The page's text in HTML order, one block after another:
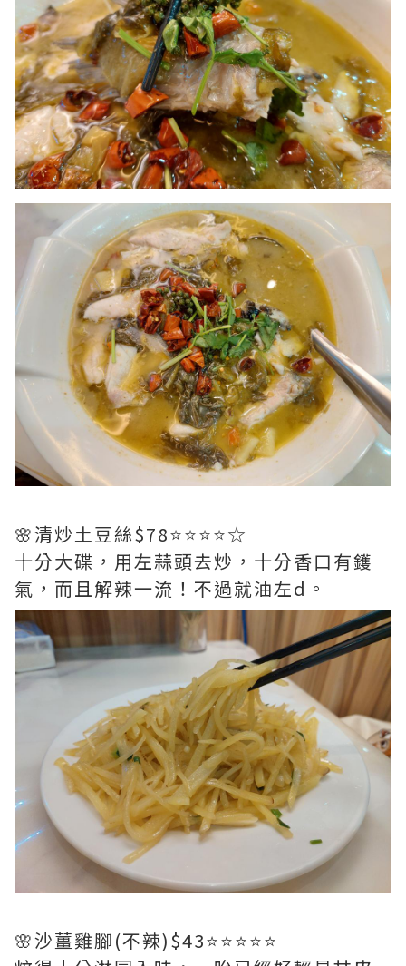
🌸清炒土豆絲$78⭐️⭐️⭐️⭐️☆
十分大碟，用左蒜頭去炒，十分香口有鑊
氣，而且解辣一流！不過就油左d。
🌸沙薑雞腳(不辣)$43⭐️⭐️⭐️⭐️⭐️